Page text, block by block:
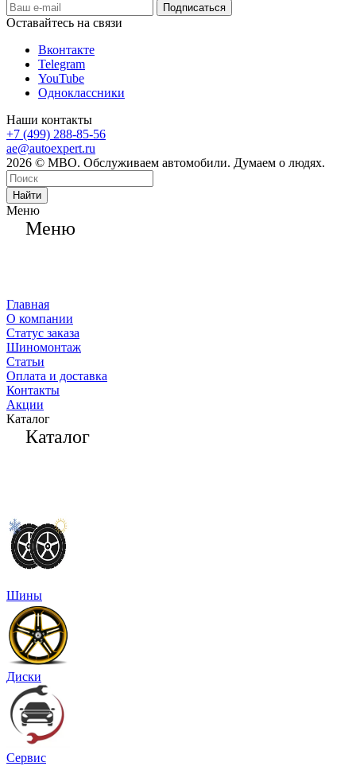
Оставайтесь на связи
Вконтакте
Telegram
YouTube
Одноклассники
Наши контакты
+7 (499) 288-85-56
ae@autoexpert.ru
2026 © МВО. Обслуживаем автомобили. Думаем о людях.
Найти
Меню
Меню
Главная
О компании
Статус заказа
Шиномонтаж
Статьи
Оплата и доставка
Контакты
Акции
Каталог
Каталог
Шины
Диски
Сервис